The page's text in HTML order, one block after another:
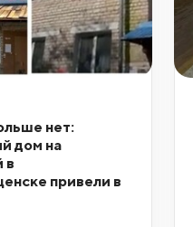
нет:
дом на
в
привели в